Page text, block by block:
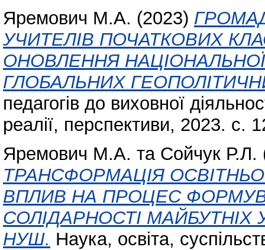
Яремович М.А. (2023)
УЧИТЕЛІВ ПОЧАТКОВИХ
ОНОВЛЕННЯ
ГЛОБАЛЬНИХ
педагогів до виховної
реалії, перспективи, 2023. с.
Яремович М.А. та Сойчук Р.Л.
ТРАНСФОРМАЦІЯ
ВПЛИВ НА ПРОЦЕС
СОЛІДАРНОСТІ МАЙБУТНІХ
НУШ. Наука, освіта,